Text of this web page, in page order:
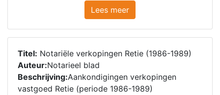
Lees meer
Titel: Notariële verkopingen Retie (1986-1989)
Auteur:Notarieel blad
Beschrijving:Aankondigingen verkopingen
vastgoed Retie (periode 1986-1989)